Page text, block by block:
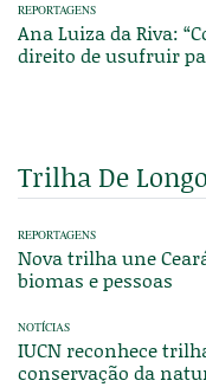
REPORTAGENS
Ana Luiza da Riva:
direito de usufruir
Trilha De
REPORTAGENS
Nova trilha une
biomas e pessoas
NOTÍCIAS
IUCN reconhece
conservação da